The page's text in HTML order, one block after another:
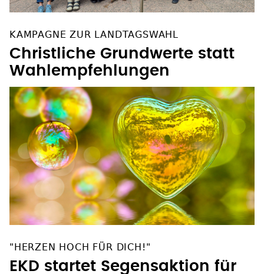
KAMPAGNE ZUR LANDTAGSWAHL
Christliche Grundwerte statt
Wahlempfehlungen
"HERZEN HOCH FÜR DICH!"
EKD startet Segensaktion für